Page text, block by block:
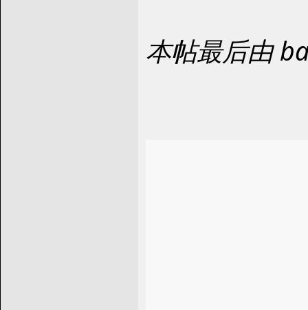
本帖最后由